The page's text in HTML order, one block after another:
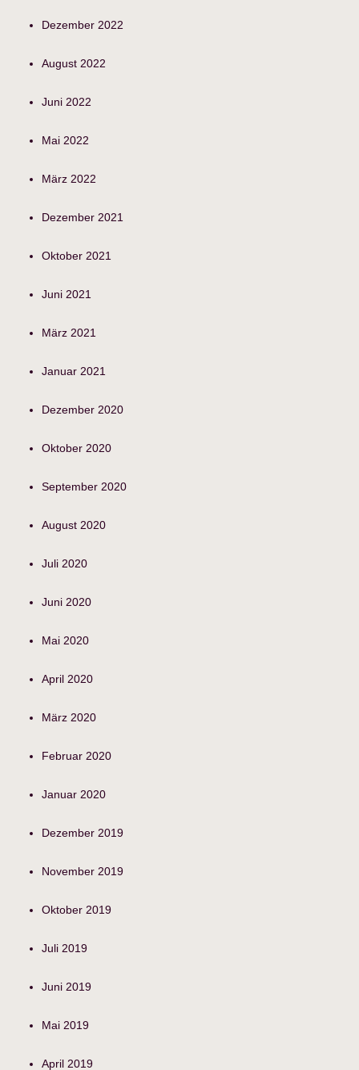
Dezember 2022
August 2022
Juni 2022
Mai 2022
März 2022
Dezember 2021
Oktober 2021
Juni 2021
März 2021
Januar 2021
Dezember 2020
Oktober 2020
September 2020
August 2020
Juli 2020
Juni 2020
Mai 2020
April 2020
März 2020
Februar 2020
Januar 2020
Dezember 2019
November 2019
Oktober 2019
Juli 2019
Juni 2019
Mai 2019
April 2019